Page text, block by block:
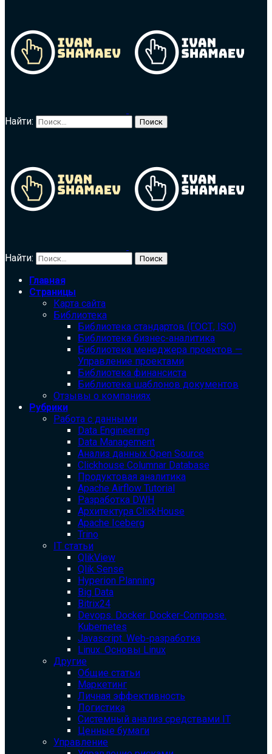
Найти:
Найти:
Главная
Страницы
Карта сайта
Библиотека
Библиотека cтандартов (ГОСТ, ISO)
Библиотека бизнес-аналитика
Библиотека менеджера проектов —
Управление проектами
Библиотека финансиста
Библиотека шаблонов документов
Отзывы о компаниях
Рубрики
Работа с данными
Data Engineering
Data Management
Анализ данных Open Source
Clickhouse Columnar Database
Продуктовая аналитика
Apache Airflow Tutorial
Разработка DWH
Архитектура ClickHouse
Apache Iceberg
Trino
IT статьи
QlikView
Qlik Sense
Hyperion Planning
Big Data
Bitrix24
Devops. Docker. Docker-Compose.
Kubernetes
Javascript. Web-разработка
Linux. Основы Linux
Другие
Общие статьи
Маркетинг
Личная эффективность
Логистика
Системный анализ средствами IT
Ценные бумаги
Управление